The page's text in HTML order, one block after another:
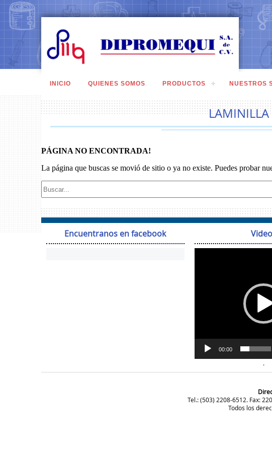
INICIO QUIENES SOMOS PRODUCTOS NUESTROS
LAMINILLA
PÁGINA NO ENCONTRADA!
La página que buscas se movió de sitio o ya no existe. Puedes probar
Encuentranos en facebook
00:00
.
Tel.: (503) 2208-6512. Fax:
Todos los